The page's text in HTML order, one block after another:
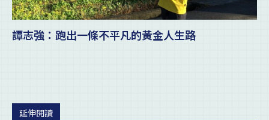
譚志強：跑出一條不平凡的黃金人生路
延伸閱讀